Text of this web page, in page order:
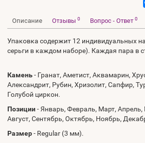
Описание Отзывы 0 Вопрос - Ответ 0
Упаковка содержит 12 индивидуальных
серьги в каждом наборе). Каждая пара в
Камень- Гранат, Аметист, Аквамарин,
Александрит, Рубин, Хризолит, Сапфир,
Голубой циркон.
Позиции- Январь, Февраль, Март,
Август, Сентябрь, Октябрь, Ноябрь,
Размер- Regular (3 мм).